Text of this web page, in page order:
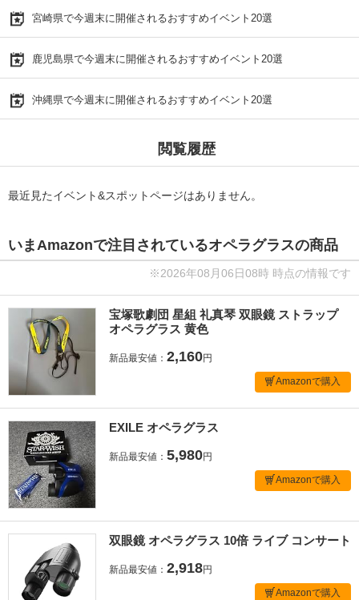
宮崎県で今週末に開催されるおすすめイベント20選
鹿児島県で今週末に開催されるおすすめイベント20選
沖縄県で今週末に開催されるおすすめイベント20選
閲覧履歴
最近見たイベント&スポットページはありません。
いまAmazonで注目されているオペラグラスの商品
※2026年08月06日08時 時点の情報です
宝塚歌劇団 星組 礼真琴 双眼鏡 ストラップ
オペラグラス 黄色
新品最安値： 2,160円
Amazonで購入
EXILE オペラグラス
新品最安値： 5,980円
Amazonで購入
双眼鏡 オペラグラス 10倍 ライブ コンサート
新品最安値： 2,918円
Amazonで購入